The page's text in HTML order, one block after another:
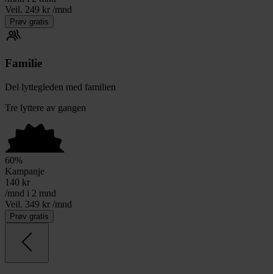
Veil. 249 kr /mnd
Prøv gratis
Familie
Del lyttegleden med familien
Tre lyttere av gangen
60%
Kampanje
140 kr
/mnd i 2 mnd
Veil. 349 kr /mnd
Prøv gratis